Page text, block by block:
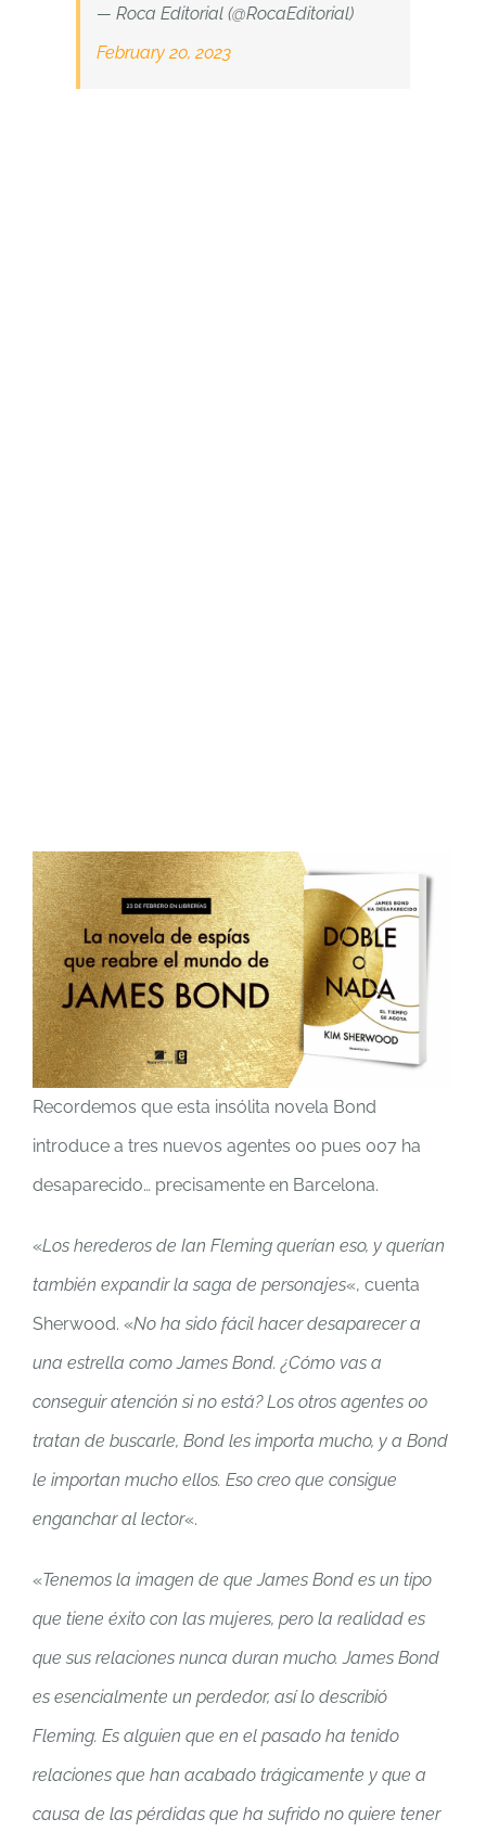
— Roca Editorial (@RocaEditorial)
February 20, 2023
Recordemos que esta insólita novela Bond
introduce a tres nuevos agentes 00 pues 007 ha
desaparecido… precisamente en Barcelona.
«Los herederos de Ian Fleming querían eso, y querían
también expandir la saga de personajes«, cuenta
Sherwood. «No ha sido fácil hacer desaparecer a
una estrella como James Bond. ¿Cómo vas a
conseguir atención si no está? Los otros agentes 00
tratan de buscarle, Bond les importa mucho, y a Bond
le importan mucho ellos. Eso creo que consigue
enganchar al lector«.
«Tenemos la imagen de que James Bond es un tipo
que tiene éxito con las mujeres, pero la realidad es
que sus relaciones nunca duran mucho. James Bond
es esencialmente un perdedor, así lo describió
Fleming. Es alguien que en el pasado ha tenido
relaciones que han acabado trágicamente y que a
causa de las pérdidas que ha sufrido no quiere tener